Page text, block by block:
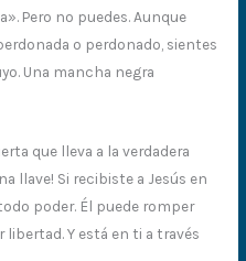
Pero no puedes. Aunque
o perdonado, sientes
Una mancha negra
que lleva a la verdadera
llave! Si recibiste a Jesús en
poder. Él puede romper
libertad. Y está en ti a través